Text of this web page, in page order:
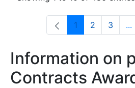
Page
1 Page
2 Page
3 ...
Information on
Contracts